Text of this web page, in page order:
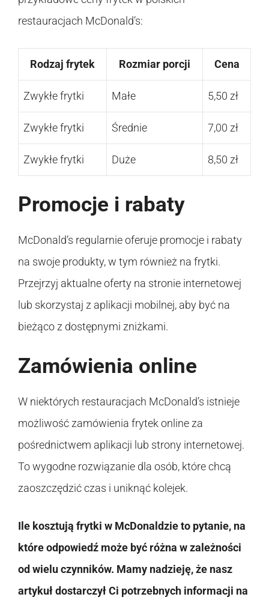
restauracjach McDonald’s:
Rodzaj frytek Rozmiar porcji Cena
Zwykłe frytki Małe 5,50 zł
Zwykłe frytki Średnie 7,00 zł
Zwykłe frytki Duże 8,50 zł
Promocje i rabaty
McDonald’s regularnie oferuje promocje i rabaty
na swoje produkty, w tym również na frytki.
Przejrzyj aktualne oferty na stronie internetowej
lub skorzystaj z aplikacji mobilnej, aby być na
bieżąco z dostępnymi zniżkami.
Zamówienia online
W niektórych restauracjach McDonald’s istnieje
możliwość zamówienia frytek online za
pośrednictwem aplikacji lub strony internetowej.
To wygodne rozwiązanie dla osób, które chcą
zaoszczędzić czas i uniknąć kolejek.
Ile kosztują frytki w McDonaldzie to pytanie, na
które odpowiedź może być różna w zależności
od wielu czynników. Mamy nadzieję, że nasz
artykuł dostarczył Ci potrzebnych informacji na